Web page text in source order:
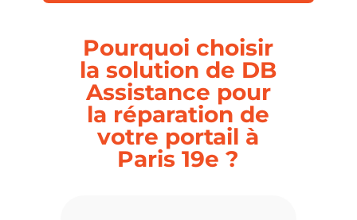
Pourquoi choisir
la solution de DB
Assistance pour
la réparation de
votre portail à
Paris 19e ?